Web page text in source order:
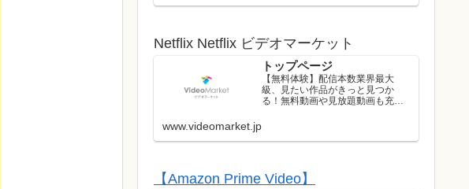
ストのライブはレンタル/購入して
Netflix Netflix ビデオマーケット
トップページ
【無料体験】配信本数業界最大
級、見たい作品がきっと見つか
る！無料動画や見放題動画も充実
www.videomarket.jp
【Amazon Prime Video】